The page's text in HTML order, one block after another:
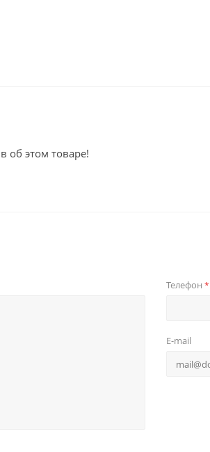
об этом товаре!
Телефон *
E-mail